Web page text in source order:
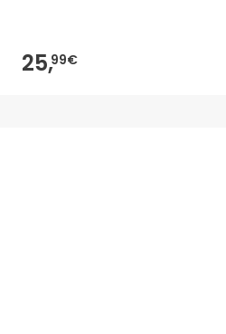
25,99€